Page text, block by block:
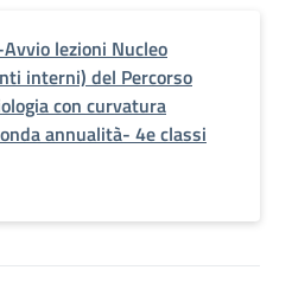
lezioni Nucleo
interni) del Percorso
con curvatura
annualità- 4e classi